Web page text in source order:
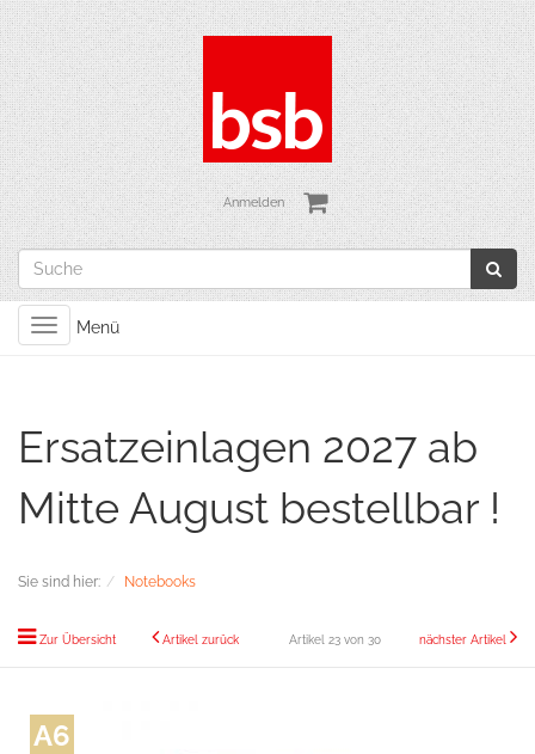
Anmelden
Toggle
navigation
Menü
Ersatzeinlagen 2027 ab
Mitte August bestellbar !
Sie sind hier: Notebooks
Zur Übersicht Artikel zurück Artikel 23 von 30 nächster Artikel
A6